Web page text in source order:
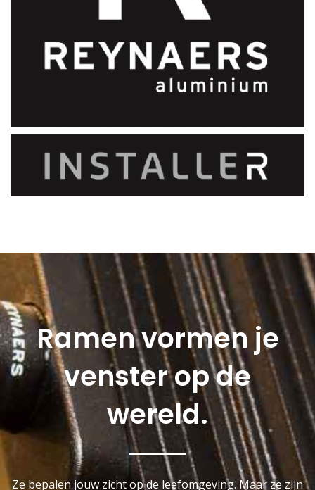
Ramen vormen je
venster op de
wereld.
Ze bepalen jouw zicht op de leefomgeving. Maar ze zijn